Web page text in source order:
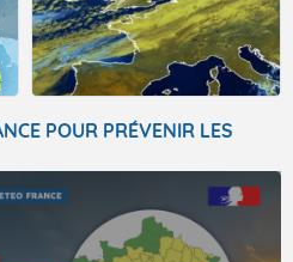
POUR PRÉVENIR LES